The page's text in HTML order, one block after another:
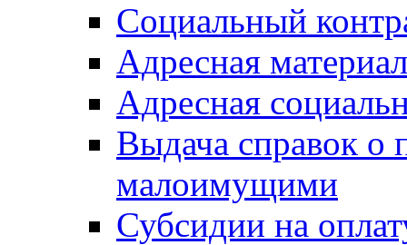
Социальный
Адресная
Адресная
Выдача справок о
малоимущими
Субсидии на